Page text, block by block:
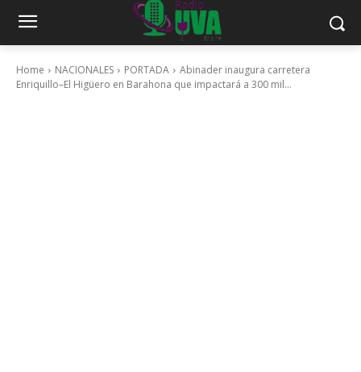
Home NACIONALES PORTADA
Abinader inaugura carretera
Enriquillo–El Higüero en Barahona que impactará a 300 mil...